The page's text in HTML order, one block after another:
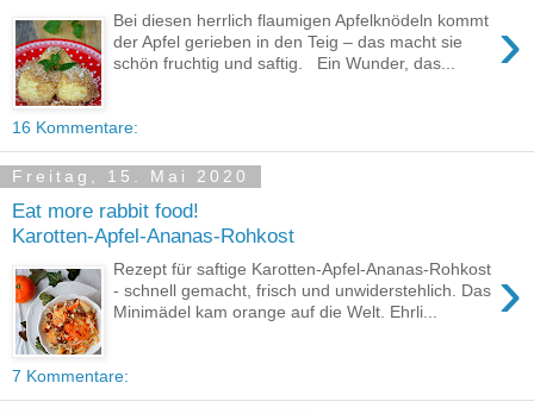
›
Bei diesen herrlich flaumigen Apfelknödeln kommt
der Apfel gerieben in den Teig – das macht sie
schön fruchtig und saftig. Ein Wunder, das...
16 Kommentare:
Freitag, 15. Mai 2020
Eat more rabbit food!
Karotten-Apfel-Ananas-Rohkost
›
Rezept für saftige Karotten-Apfel-Ananas-Rohkost
- schnell gemacht, frisch und unwiderstehlich. Das
Minimädel kam orange auf die Welt. Ehrli...
7 Kommentare: